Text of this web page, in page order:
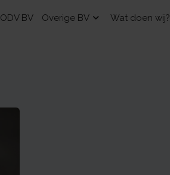
ODV BV Overige BV Wat doen wij?